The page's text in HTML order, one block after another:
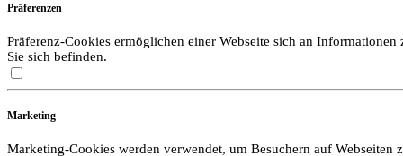
Präferenzen
Präferenz-Cookies ermöglichen einer Webseite sich an
Sie sich befinden.
Marketing
Marketing-Cookies werden verwendet, um Besuchern auf